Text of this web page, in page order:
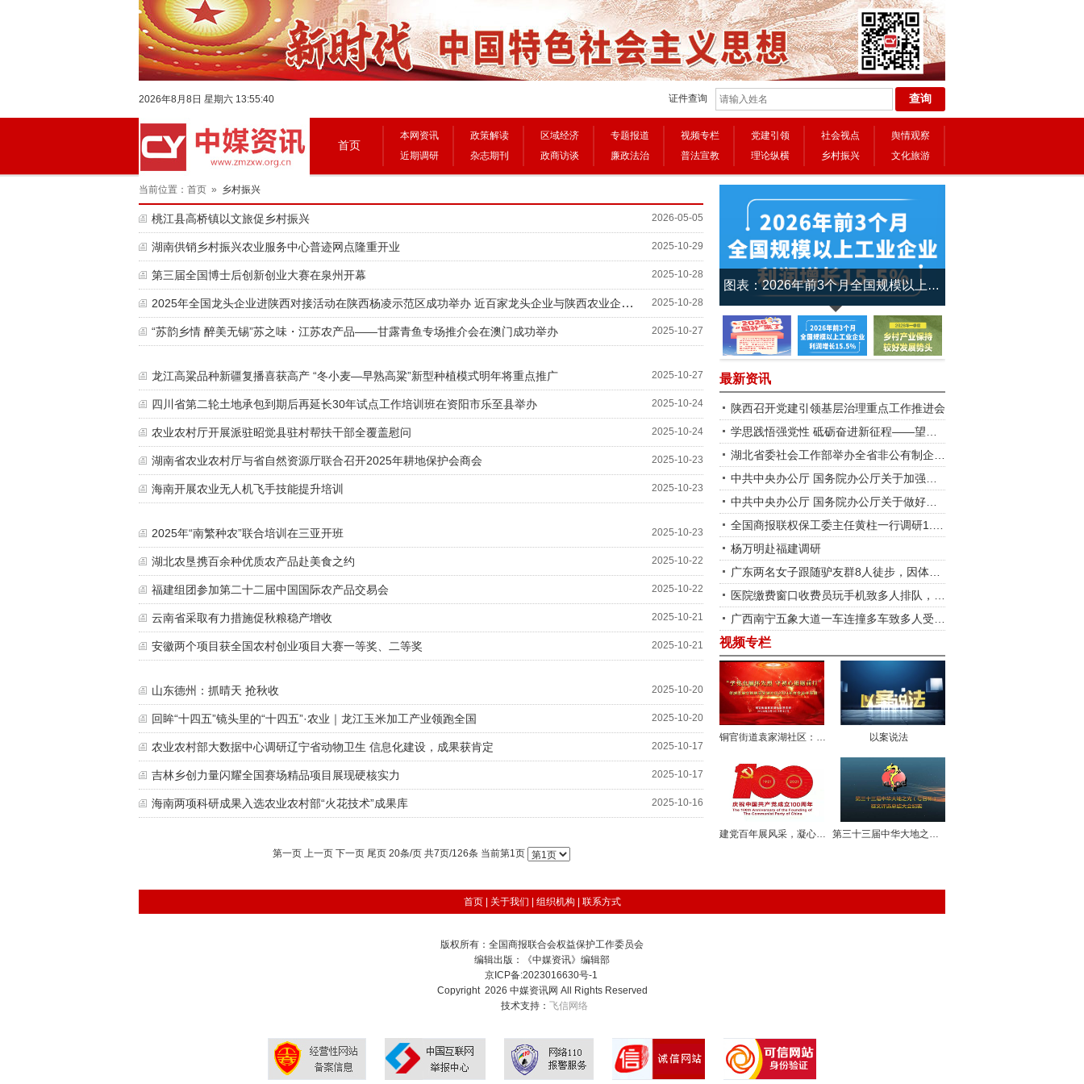
2026年8月8日 星期六 13:55:40 证件查询
首页
本网资讯
近期调研
政策解读
杂志期刊
区域经济
政商访谈
专题报道
廉政法治
视频专栏
普法宣教
党建引领
理论纵横
社会视点
乡村振兴
舆情观察
文化旅游
当前位置：首页 » 乡村振兴
2026-05-05
桃江县高桥镇以文旅促乡村振兴
2025-10-29
湖南供销乡村振兴农业服务中心普迹网点隆重开业
2025-10-28
第三届全国博士后创新创业大赛在泉州开幕
2025-10-28
2025年全国龙头企业进陕西对接活动在陕西杨凌示范区成功举办 近百家龙头企业与陕西农业企业深度对接、共谋发展
2025-10-27
“苏韵乡情 醉美无锡”苏之味・江苏农产品——甘露青鱼专场推介会在澳门成功举办
2025-10-27
龙江高粱品种新疆复播喜获高产 “冬小麦—早熟高粱”新型种植模式明年将重点推广
2025-10-24
四川省第二轮土地承包到期后再延长30年试点工作培训班在资阳市乐至县举办
2025-10-24
农业农村厅开展派驻昭觉县驻村帮扶干部全覆盖慰问
2025-10-23
湖南省农业农村厅与省自然资源厅联合召开2025年耕地保护会商会
2025-10-23
海南开展农业无人机飞手技能提升培训
2025-10-23
2025年“南繁种农”联合培训在三亚开班
2025-10-22
湖北农垦携百余种优质农产品赴美食之约
2025-10-22
福建组团参加第二十二届中国国际农产品交易会
2025-10-21
云南省采取有力措施促秋粮稳产增收
2025-10-21
安徽两个项目获全国农村创业项目大赛一等奖、二等奖
2025-10-20
山东德州：抓晴天 抢秋收
2025-10-20
回眸“十四五”镜头里的“十四五”·农业｜龙江玉米加工产业领跑全国
2025-10-17
农业农村部大数据中心调研辽宁省动物卫生 信息化建设，成果获肯定
2025-10-17
吉林乡创力量闪耀全国赛场精品项目展现硬核实力
2025-10-16
海南两项科研成果入选农业农村部“火花技术”成果库
第一页 上一页 下一页 尾页20条/页 共7页/126条 当前第1页
图表：2026年前3个月全国规模以上工业企业利润增长15.5%
最新资讯
陕西召开党建引领基层治理重点工作推进会
杨万明赴福建调研
视频专栏
铜官街道袁家湖社区：党员“学习课堂”搬到“井冈山革命圣地”现场 以案说法
建党百年展风采，凝心聚力再出发——《政商参考》编辑部主办庆祝中囯共产党建党100周年活动 第三十三届中华大地之光征评表彰大会纪实
首页| 关于我们 组织机构 联系方式
版权所有：全国商报联合会权益保护工作委员会
编辑出版：《中媒资讯》编辑部
京ICP备:2023016630号-1
Copyright 2026 中媒资讯网 All Rights Reserved
技术支持： 飞信网络